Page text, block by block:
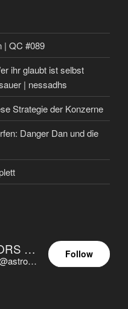
| QC #089
ihr glaubt ist selbst
| nessadhs
Strategie der Konzerne
Danger Dan und die
ASTROCOHORS EUNOIA ULTIMA
@astrocohors.eu@astrocohors.eu
Follow